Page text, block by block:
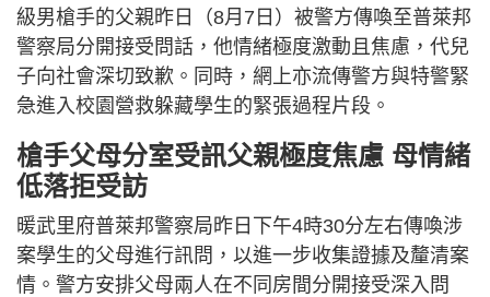
級男槍手的父親昨日（8月7日）被警方傳喚至普萊邦
警察局分開接受問話，他情緒極度激動且焦慮，代兒
子向社會深切致歉。同時，網上亦流傳警方與特警緊
急進入校園營救躲藏學生的緊張過程片段。
槍手父母分室受訊父親極度焦慮 母情緒
低落拒受訪
暖武里府普萊邦警察局昨日下午4時30分左右傳喚涉
案學生的父母進行訊問，以進一步收集證據及釐清案
情。警方安排父母兩人在不同房間分開接受深入問